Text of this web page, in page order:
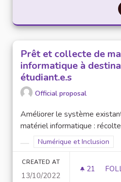
Prêt et collecte de
informatique à
étudiant.e.s
Official proposal
Améliorer le système
matériel informatique :
Filter results for category:
Filter results for scope:
Numérique et Inclusion
CREATED AT
13/10/2022
21 21